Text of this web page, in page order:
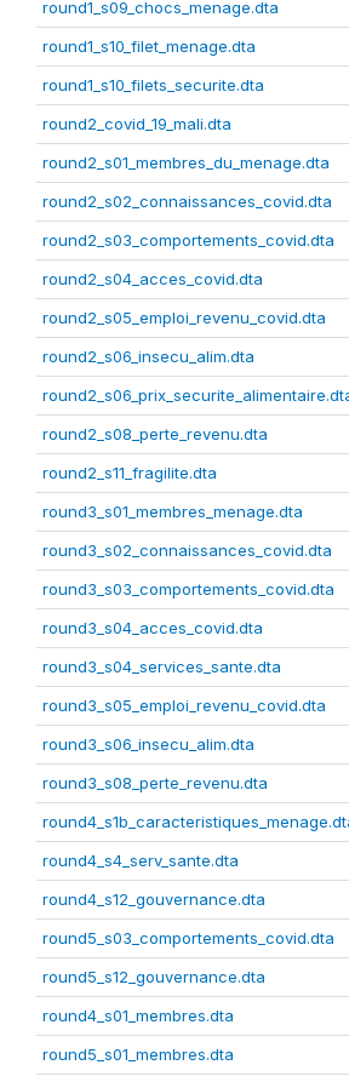
round1_s09_chocs_menage.dta
round1_s10_filet_menage.dta
round1_s10_filets_securite.dta
round2_covid_19_mali.dta
round2_s01_membres_du_menage.dta
round2_s02_connaissances_covid.dta
round2_s03_comportements_covid.dta
round2_s04_acces_covid.dta
round2_s05_emploi_revenu_covid.dta
round2_s06_insecu_alim.dta
round2_s08_perte_revenu.dta
round2_s11_fragilite.dta
round3_s01_membres_menage.dta
round3_s02_connaissances_covid.dta
round3_s03_comportements_covid.dta
round3_s04_acces_covid.dta
round3_s04_services_sante.dta
round3_s05_emploi_revenu_covid.dta
round3_s06_insecu_alim.dta
round3_s08_perte_revenu.dta
round4_s4_serv_sante.dta
round4_s12_gouvernance.dta
round5_s03_comportements_covid.dta
round5_s12_gouvernance.dta
round4_s01_membres.dta
round5_s01_membres.dta